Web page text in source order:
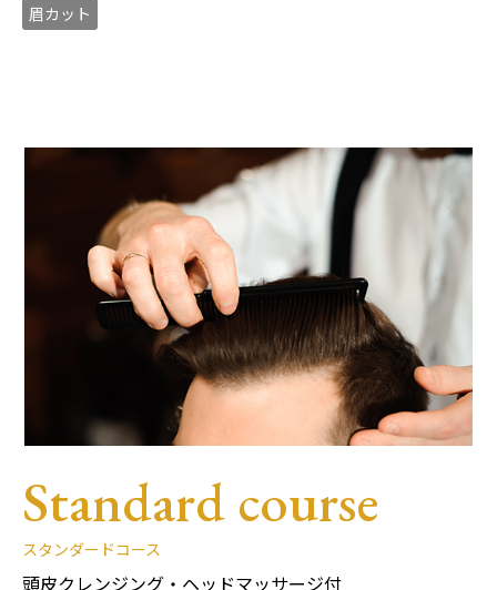
眉カット
Standard course
スタンダードコース
頭皮クレンジング・ヘッドマッサージ付